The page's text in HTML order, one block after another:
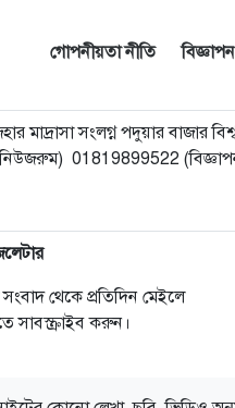
গোপনীয়তা নীতি বিজ্ঞাপন
মাদ্রাসা সংলগ্ন পদুয়ার বাজার
01819899522
থেকে প্রতিদিন মেইলে
সাবস্ক্রাইব করুন।